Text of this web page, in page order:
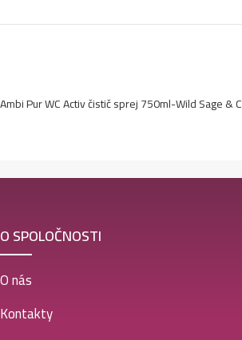
Ambi Pur WC Activ čistič sprej 750ml-Wild Sage & C
O SPOLOČNOSTI
O nás
Kontakty